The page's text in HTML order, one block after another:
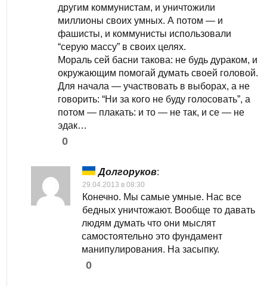
другим коммунистам, и уничтожили
миллионы своих умных. А потом — и
фашисты, и коммунисты использовали
“серую массу” в своих целях.
Мораль сей басни такова: не будь дураком, и
окружающим помогай думать своей головой.
Для начала — участвовать в выборах, а не
говорить: “Ни за кого не буду голосовать”, а
потом — плакать: и то — не так, и се — не
эдак…
0
Долгоруков:
29.04.2013 в 08:30
Конечно. Мы самые умные. Нас все
бедных уничтожают. Вообще то давать
людям думать что они мыслят
самостоятельно это фундамент
манипулирования. На засыпку.
0